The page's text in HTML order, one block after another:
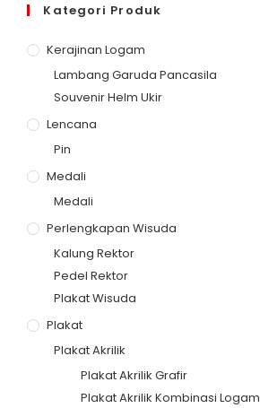
Kategori Produk
Kerajinan Logam
Lambang Garuda Pancasila
Souvenir Helm Ukir
Lencana
Pin
Medali
Medali
Perlengkapan Wisuda
Kalung Rektor
Pedel Rektor
Plakat Wisuda
Plakat
Plakat Akrilik
Plakat Akrilik Grafir
Plakat Akrilik Kombinasi Logam